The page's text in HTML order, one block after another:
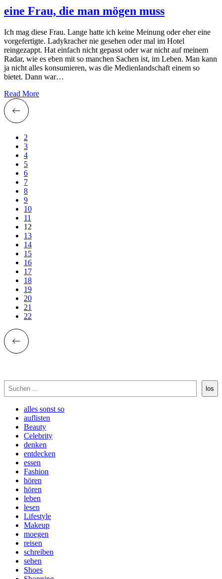
eine Frau, die man mögen muss
Ich mag diese Frau. Lange hatte ich keine Meinung oder eher eine
vorgefertigte. Ladykracher nie gesehen oder mal im Hotel
reingezappt. Hat einfach nicht gepasst oder war nicht auf meinem
Radar, wie es eben mit so manchen Sachen ist, im Leben. Man kann
ja nicht alles konsumieren, was die Medienlandschaft einem so
bietet. Dann war…
Read More
2
3
4
5
6
7
8
9
10
11
12
13
14
15
16
17
18
19
20
21
22
Suchen
los
alles sonst so
auflisten
Beauty
Celebrity
denken
entdecken
essen
Fashion
hören
hören
leben
lesen
Lifestyle
Makeup
moegen
reisen
schreiben
sehen
Shoes